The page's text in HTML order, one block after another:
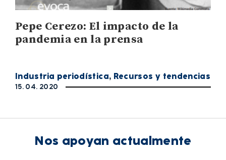
Pepe Cerezo: El impacto de la
pandemia en la prensa
Industria periodística, Recursos y tendencias
15. 04. 2020
Nos apoyan actualmente